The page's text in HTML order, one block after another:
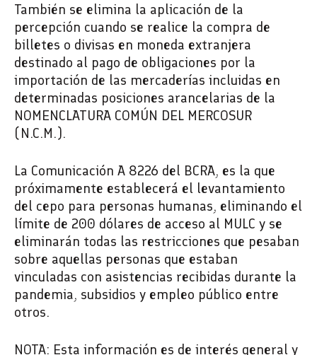
También se elimina la aplicación de la
percepción cuando se realice la compra de
billetes o divisas en moneda extranjera
destinado al pago de obligaciones por la
importación de las mercaderías incluidas en
determinadas posiciones arancelarias de la
NOMENCLATURA COMÚN DEL MERCOSUR
(N.C.M.).
La Comunicación A 8226 del BCRA, es la que
próximamente establecerá el levantamiento
del cepo para personas humanas, eliminando el
límite de 200 dólares de acceso al MULC y se
eliminarán todas las restricciones que pesaban
sobre aquellas personas que estaban
vinculadas con asistencias recibidas durante la
pandemia, subsidios y empleo público entre
otros.
NOTA: Esta información es de interés general y